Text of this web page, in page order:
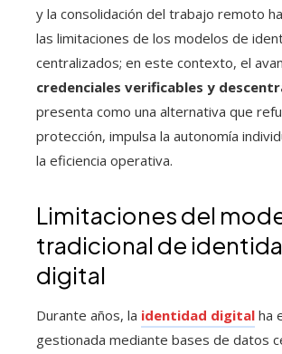
y la consolidación del trabajo remoto
las limitaciones de los modelos de
centralizados; en este contexto, el
credenciales verificables y
presenta como una alternativa que
protección, impulsa la autonomía
la eficiencia operativa.
Limitaciones del
tradicional de
digital
Durante años, la identidad digital ha
gestionada mediante bases de datos